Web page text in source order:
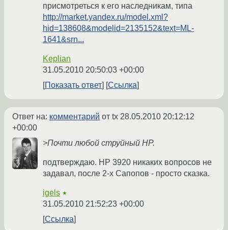
присмотреться к его наследникам, типа
http://market.yandex.ru/model.xml?
hid=138608&modelid=2135152&text=ML-
1641&srn...
Keplian
31.05.2010 20:50:03 +00:00
Показать ответ
Ссылка
Ответ на: комментарий от tx 28.05.2010 20:12:12
+00:00
>Почти любой струйный HP.
подтверждаю. HP 3920 никаких вопросов не
задавал, после 2-х Cапопов - просто сказка.
igels ★
31.05.2010 21:52:23 +00:00
Ссылка